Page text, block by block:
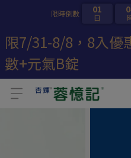
限時倒數 01
日
限7/31-8/8，8入優
數+元氣B錠